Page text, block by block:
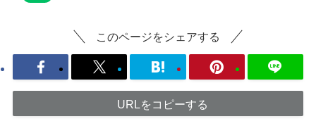
このページをシェアする
URLをコピーする